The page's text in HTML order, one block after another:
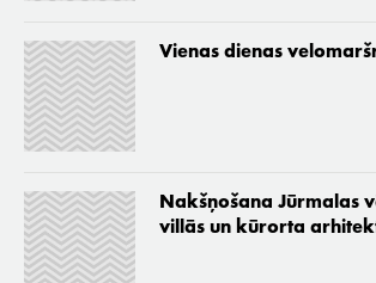
Vienas dienas
Nakšņošana Jūrmalas
villās un kūrorta